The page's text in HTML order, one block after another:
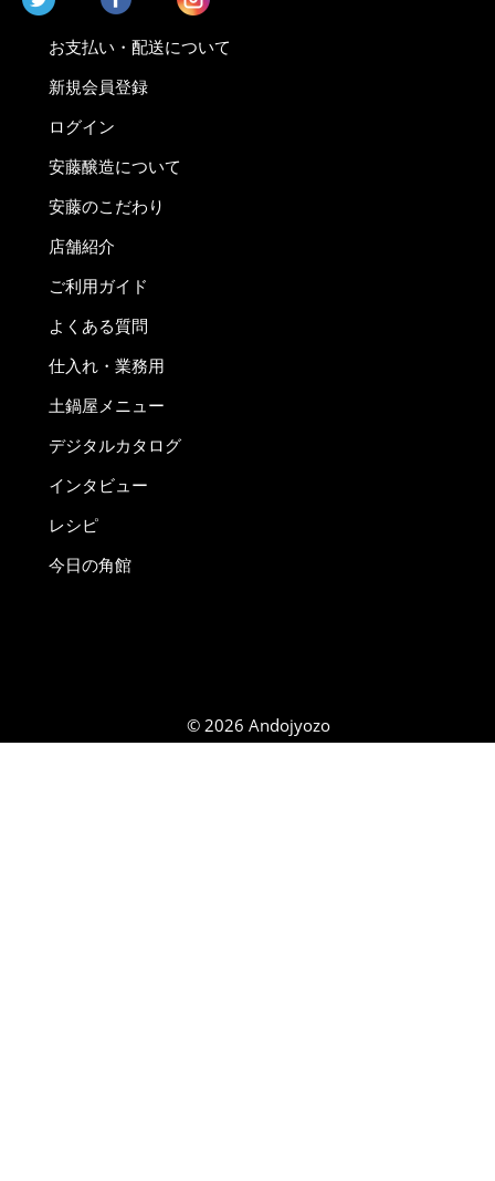
お支払い・配送について
新規会員登録
ログイン
安藤醸造について
安藤のこだわり
店舗紹介
ご利用ガイド
よくある質問
仕入れ・業務用
土鍋屋メニュー
デジタルカタログ
インタビュー
レシピ
今日の角館
© 2026 Andojyozo